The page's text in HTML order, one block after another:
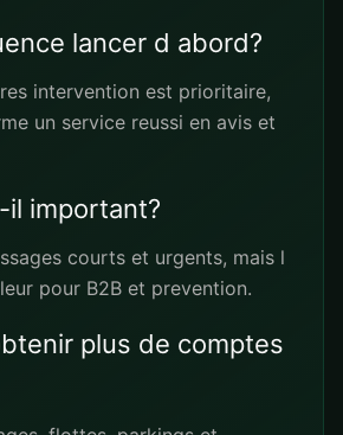
lancer d abord?
intervention est prioritaire,
un service reussi en avis et
il important?
courts et urgents, mais l
pour B2B et prevention.
plus de comptes